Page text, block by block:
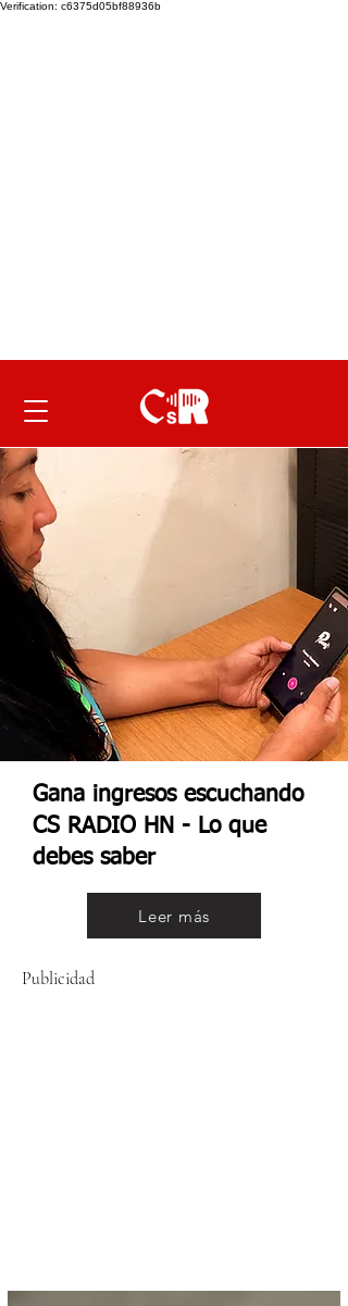
Verification: c6375d05bf88936b
Gana ingresos escuchando
CS RADIO HN - Lo que
debes saber
Leer más
Publicidad